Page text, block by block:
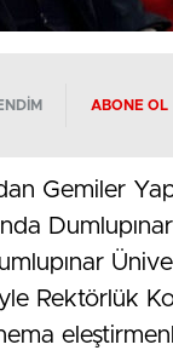
ABONE OL
Gemiler
Rektörlük